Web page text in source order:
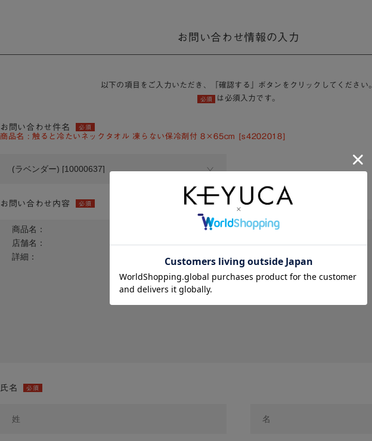
お問い合わせ情報の入力
以下の項目をご入力いただき、「確認する」ボタンをクリックしてください
必須 は必須入力です。
お問い合わせ件名 必須
商品名 : 触ると冷たいネックタオル 凍らない保冷剤付 8×65cm [s4202018]
お問い合わせ内容 必須
氏名 必須